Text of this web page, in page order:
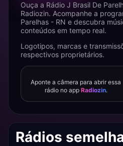
Ouça a Rádio J Brasil De
Radiozin. Acompanhe a
Parelhas - RN e descubra
conteúdos em tempo real.
Logotipos, marcas e
respectivos proprietários.
Aponte a câmera para abrir essa
rádio no app Radiozin.
Rádios